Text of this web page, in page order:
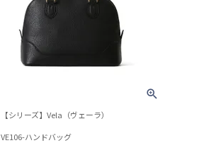
【シリーズ】Vela（ヴェーラ）
VE106-ハンドバッグ